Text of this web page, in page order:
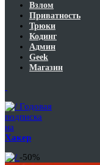
Взлом
Приватность
Трюки
Кодинг
Админ
Geek
Магазин
Годовая
подписка
на
Хакер
-50%